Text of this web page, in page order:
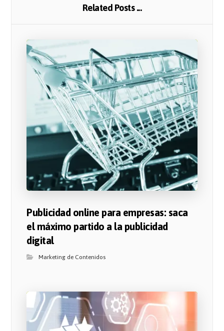
Related Posts ...
Publicidad online para empresas: saca
el máximo partido a la publicidad
digital
Marketing de Contenidos